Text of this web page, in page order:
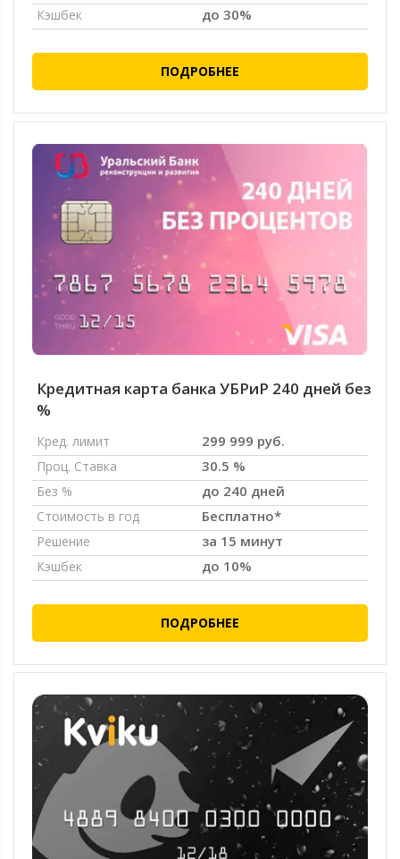
Кэшбек до 30%
ПОДРОБНЕЕ
Кредитная карта банка УБРиР 240 дней без
%
Кред. лимит 299 999 руб.
Проц. Ставка 30.5 %
Без % до 240 дней
Стоимость в год Бесплатно*
Решение за 15 минут
Кэшбек до 10%
ПОДРОБНЕЕ